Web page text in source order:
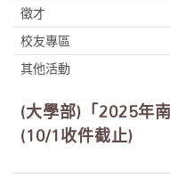
徵才
校友專區
其他活動
(大學部)「2025年
(10/1收件截止)